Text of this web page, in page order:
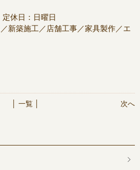
休日：日曜日
新築施工／店舗工事／家具製作／エ
次へ
│ 一覧 │